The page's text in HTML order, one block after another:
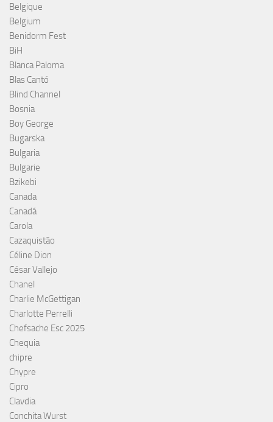
Belgique
Belgium
Benidorm Fest
BiH
Blanca Paloma
Blas Cantó
Blind Channel
Bosnia
Boy George
Bugarska
Bulgaria
Bulgarie
Bzikebi
Canada
Canadá
Carola
Cazaquistão
Céline Dion
César Vallejo
Chanel
Charlie McGettigan
Charlotte Perrelli
Chefsache Esc 2025
Chequia
chipre
Chypre
Cipro
Clavdia
Conchita Wurst